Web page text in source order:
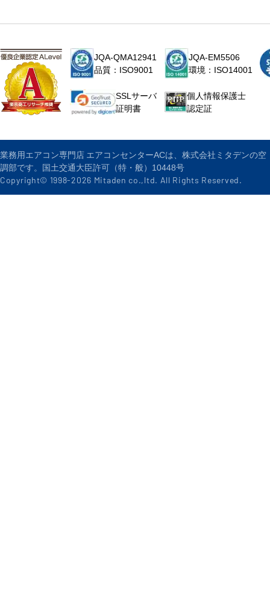
JQA-QMA12941
品質：ISO9001
JQA-EM5506
環境：ISO14001
SSLサーバ
証明書
個人情報保護士
認定証
業務用エアコン専門店 エアコンセンターACは、株式会社ミタデンの空
調部です。国土交通大臣許可（特・般）10448号
Copyright© 1998-2026 Mitaden co.,ltd. All Rights Reserved.